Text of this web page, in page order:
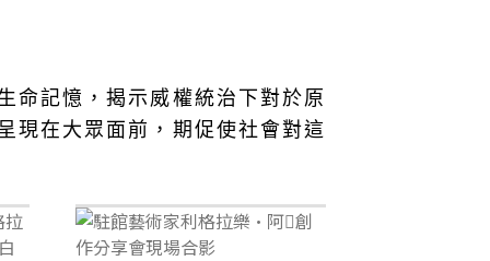
命記憶，揭示威權統治下對於原
現在大眾面前，期促使社會對這